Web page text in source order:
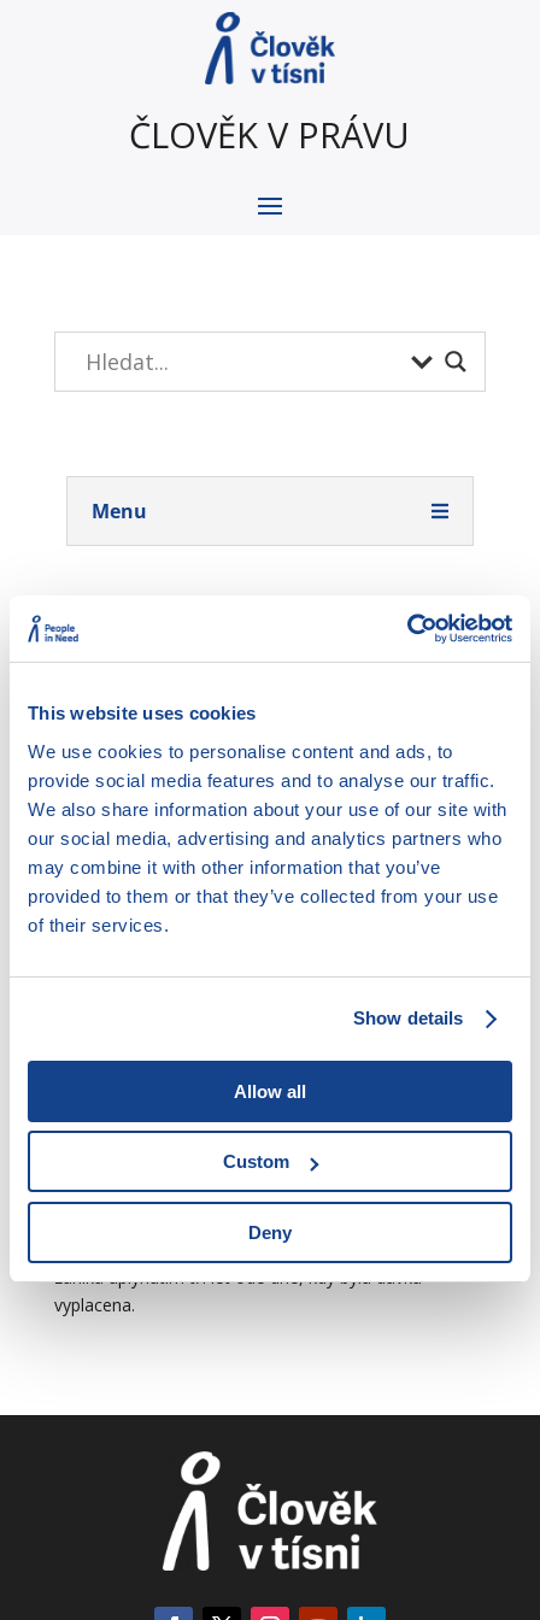
This website uses cookies
We use cookies to personalise content and ads, to
provide social media features and to analyse our traffic.
We also share information about your use of our site with
our social media, advertising and analytics partners who
may combine it with other information that you’ve
provided to them or that they’ve collected from your use
of their services.
Show details
Allow all
Custom
Deny
ČLOVĚK V PRÁVU
Menu
Příjemce dávky je povinen písemně oznámit a doložit
příslušnému Úřadu práce do 8 dnů změny ve
skutečnostech rozhodných pro trvání nároku na dávku,
její výši nebo výplatu. Tedy zejména změny příjmu
svého či společně posuzovaných osob.
Pokud příjemce dávky způsobí, že dávka je vyplacena
neprávem, či ve vyšší částce, než náležela (např. tím,
odpovědnost za přeplatek a tento přeplatek na dávce
Pokud vznik přeplatku způsobí osoba společně
posuzovaná, Úřad práce uloží povinnost vrátit
přeplatek této osobě. A pokud vznik přeplatku způsobí
více osob, odpovídají za vrácení přeplatku na dávce
společně a nerozdílně. Nárok na vrácení přeplatku
zaniká uplynutím tří let ode dne, kdy byla dávka
vyplacena.